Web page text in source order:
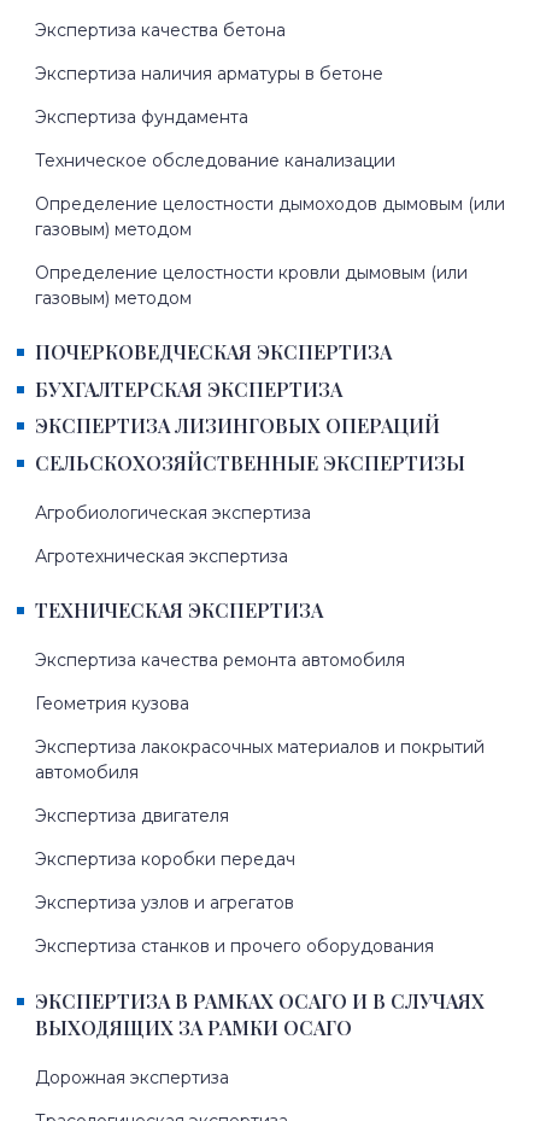
Экспертиза качества бетона
Экспертиза наличия арматуры в бетоне
Экспертиза фундамента
Техническое обследование канализации
Определение целостности дымоходов дымовым (или
газовым) методом
Определение целостности кровли дымовым (или
газовым) методом
ПОЧЕРКОВЕДЧЕСКАЯ ЭКСПЕРТИЗА
БУХГАЛТЕРСКАЯ ЭКСПЕРТИЗА
ЭКСПЕРТИЗА ЛИЗИНГОВЫХ ОПЕРАЦИЙ
СЕЛЬСКОХОЗЯЙСТВЕННЫЕ ЭКСПЕРТИЗЫ
Агробиологическая экспертиза
Агротехническая экспертиза
ТЕХНИЧЕСКАЯ ЭКСПЕРТИЗА
Экспертиза качества ремонта автомобиля
Геометрия кузова
Экспертиза лакокрасочных материалов и покрытий
автомобиля
Экспертиза двигателя
Экспертиза коробки передач
Экспертиза узлов и агрегатов
Экспертиза станков и прочего оборудования
ЭКСПЕРТИЗА В РАМКАХ ОСАГО И В СЛУЧАЯХ
ВЫХОДЯЩИХ ЗА РАМКИ ОСАГО
Дорожная экспертиза